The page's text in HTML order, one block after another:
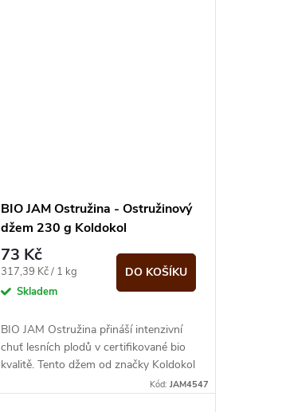
BIO JAM Ostružina - Ostružinový
džem 230 g Koldokol
73 Kč
Měrná
cena:
317,39 Kč / 1 kg
Skladem
DO KOŠÍKU
BIO JAM Ostružina přináší intenzivní
chuť lesních plodů v certifikované bio
kvalitě. Tento džem od značky Koldokol
v praktickém 230g balení potěší...
Kód: JAM4547